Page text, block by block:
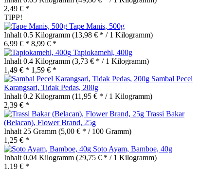
2,49 € *
TIPP!
Tape Manis, 500g
Inhalt 0.5 Kilogramm (13,98 € * / 1 Kilogramm)
6,99 € * 8,99 € *
Tapiokamehl, 400g
Inhalt 0.4 Kilogramm (3,73 € * / 1 Kilogramm)
1,49 € * 1,59 € *
Sambal Pecel
Karangsari, Tidak Pedas, 200g
Inhalt 0.2 Kilogramm (11,95 € * / 1 Kilogramm)
2,39 € *
Trassi Bakar
(Belacan), Flower Brand, 25g
Inhalt 25 Gramm (5,00 € * / 100 Gramm)
1,25 € *
Soto Ayam, Bamboe, 40g
Inhalt 0.04 Kilogramm (29,75 € * / 1 Kilogramm)
1,19 € *